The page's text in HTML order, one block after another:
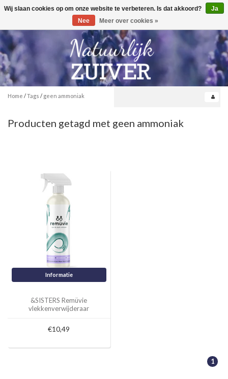
Toggle
0
Home /Tags / geen ammoniak
Producten getagd met geen ammoniak
Informatie
&SISTERS Remüvie
vlekkenverwijderaar
€10,49
1
Wij slaan cookies op om onze website te verbeteren. Is dat akkoord?
Ja
Nee
Meer over cookies »